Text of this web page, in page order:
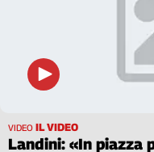
VIDEO IL VIDEO
Landini: «In piazza